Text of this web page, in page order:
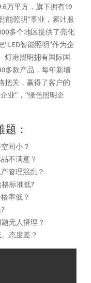
万平方，旗下拥有19
能照明”事业，累计服
多个地区提供了亮化
智能照明”作为企
灯港照明拥有国际国
多款产品，每年新增
把关，赢得了客户的
业”，“绿色照明企
：
间小？
不满意？
管理混乱？
标准低?
率低？
无人搭理？
态度差？